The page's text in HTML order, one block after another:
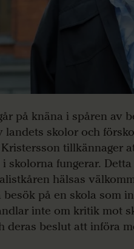
på knäna i spåren av
landets skolor och
tillkännager
fungerar. Detta
hälsas
besök på en skola som
inte om kritik mot
deras beslut att införa